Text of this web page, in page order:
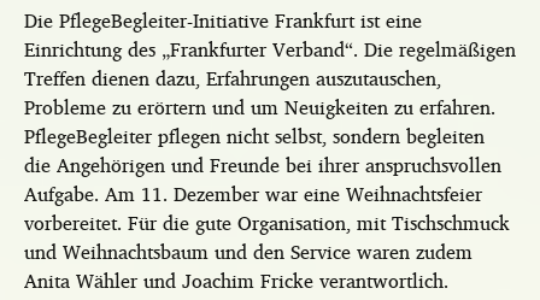
Die PflegeBegleiter-Initiative Frankfurt ist eine
Einrichtung des „Frankfurter Verband“. Die regelmäßigen
Treffen dienen dazu, Erfahrungen auszutauschen,
Probleme zu erörtern und um Neuigkeiten zu erfahren.
PflegeBegleiter pflegen nicht selbst, sondern begleiten
die Angehörigen und Freunde bei ihrer anspruchsvollen
Aufgabe. Am 11. Dezember war eine Weihnachtsfeier
vorbereitet. Für die gute Organisation, mit Tischschmuck
und Weihnachtsbaum und den Service waren zudem
Anita Wähler und Joachim Fricke verantwortlich.